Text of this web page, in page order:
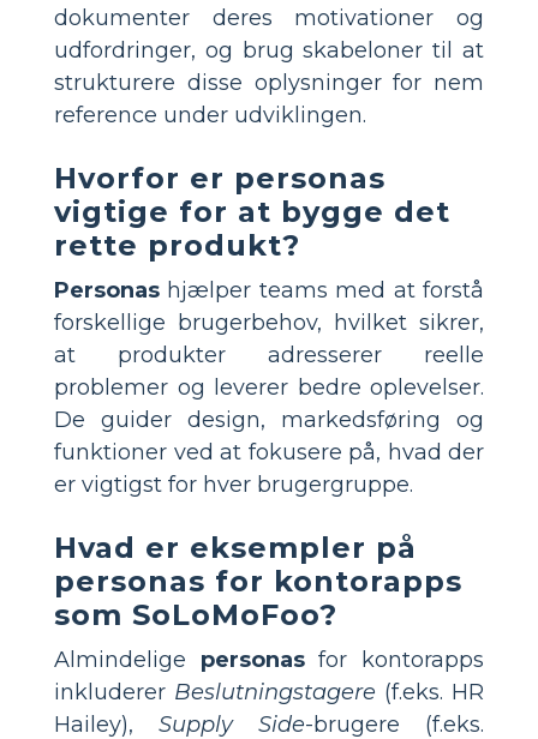
dokumenter deres motivationer og
udfordringer, og brug skabeloner til at
strukturere disse oplysninger for nem
reference under udviklingen.
Hvorfor er personas
vigtige for at bygge det
rette produkt?
Personas hjælper teams med at forstå
forskellige brugerbehov, hvilket sikrer,
at produkter adresserer reelle
problemer og leverer bedre oplevelser.
De guider design, markedsføring og
funktioner ved at fokusere på, hvad der
er vigtigst for hver brugergruppe.
Hvad er eksempler på
personas for kontorapps
som SoLoMoFoo?
Almindelige personasfor kontorapps
inkluderer Beslutningstagere (f.eks. HR
Hailey), Supply Side-brugere (f.eks.